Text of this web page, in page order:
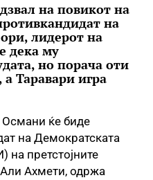
на повикот на
на
лидерот на
дека му
но порача оти
а Таравари игра
Османи ќе биде
на Демократската
на претстојните
Ахмети, одржа